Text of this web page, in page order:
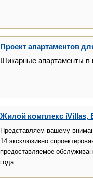
Проект апартаментов
Шикарные апартаменты в
Жилой комплекс iVillas,
Представляем вашему
14 эксклюзивно
предоставляемое
года.